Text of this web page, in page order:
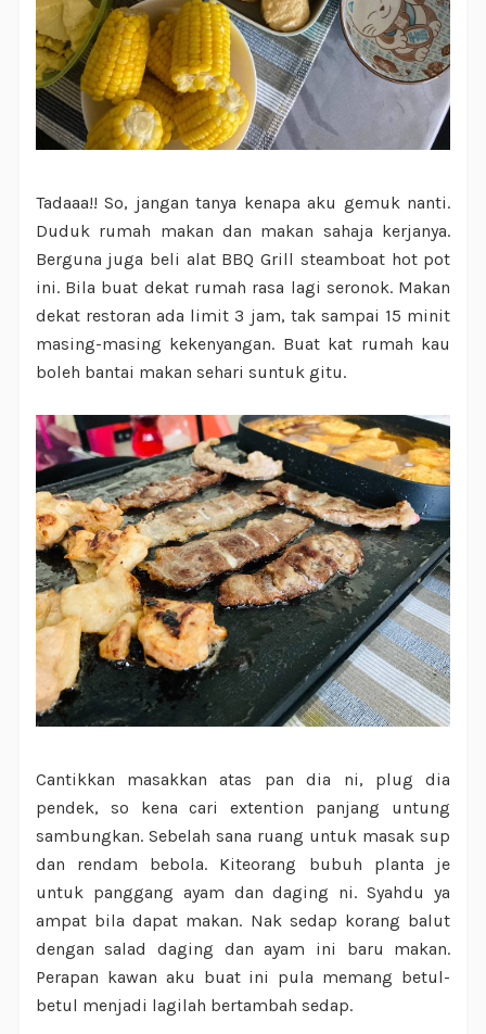
Tadaaa!! So, jangan tanya kenapa aku gemuk nanti.
Duduk rumah makan dan makan sahaja kerjanya.
Berguna juga beli alat BBQ Grill steamboat hot pot
ini. Bila buat dekat rumah rasa lagi seronok. Makan
dekat restoran ada limit 3 jam, tak sampai 15 minit
masing-masing kekenyangan. Buat kat rumah kau
boleh bantai makan sehari suntuk gitu.
Cantikkan masakkan atas pan dia ni, plug dia
pendek, so kena cari extention panjang untung
sambungkan. Sebelah sana ruang untuk masak sup
dan rendam bebola. Kiteorang bubuh planta je
untuk panggang ayam dan daging ni. Syahdu ya
ampat bila dapat makan. Nak sedap korang balut
dengan salad daging dan ayam ini baru makan.
Perapan kawan aku buat ini pula memang betul-
betul menjadi lagilah bertambah sedap.